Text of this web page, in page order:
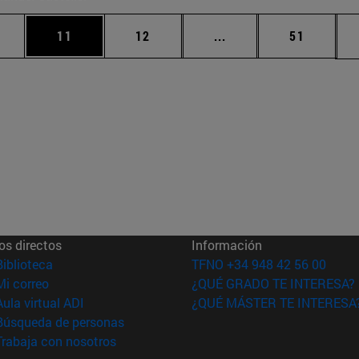
Use TAB para desplazarse.
Página
11 Página
12 ... Páginas intermedias
Página
51
directos
(abre en nueva ventana)
correo(abre en nueva ventana)
virtual ADI (abre en nueva ventana)
de personas(abre en nueva ventana)
con nosotros(abre en nueva ventana)
Información
TFNO +34 948 42 56 00
¿QUÉ GRADO TE INTERESA?
¿QUÉ MÁSTER TE